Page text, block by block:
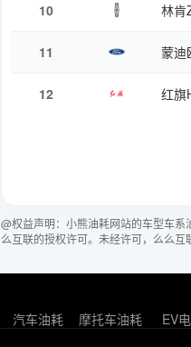
10 林肯
11 蒙迪
12 红旗
@权益声明：小熊油耗网站的车型车
么互联的授权许可。未经许可，么么互
汽车油耗 摩托车油耗 EV